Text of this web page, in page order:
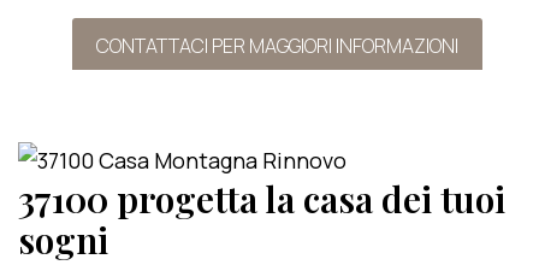
CONTATTACI PER MAGGIORI INFORMAZIONI
37100 progetta la casa dei tuoi
sogni